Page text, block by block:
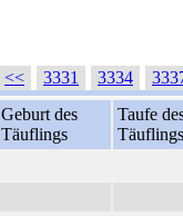
<< 3331 3334
Geburt des
Täuflings
Taufe
Täuflings